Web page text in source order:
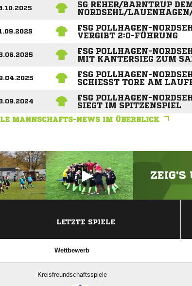
SG REHER/BARNTRUP
NORDSEHL/
FSG POLLHAGEN-
VERGIBT 2:0-FÜHRUNG
FSG POLLHAGEN-
MIT KANTERSIEG ZUM
FSG POLLHAGEN-
SCHIESST TORE AM
FSG POLLHAGEN-
SIEGT IM SPITZENSPIEL
MANNSCHAFTS-NEWS IM ÜBERBLICK
ZEIG'S
LETZTE SPIELE
Wettbewerb
Kreisfreundschaftsspiele